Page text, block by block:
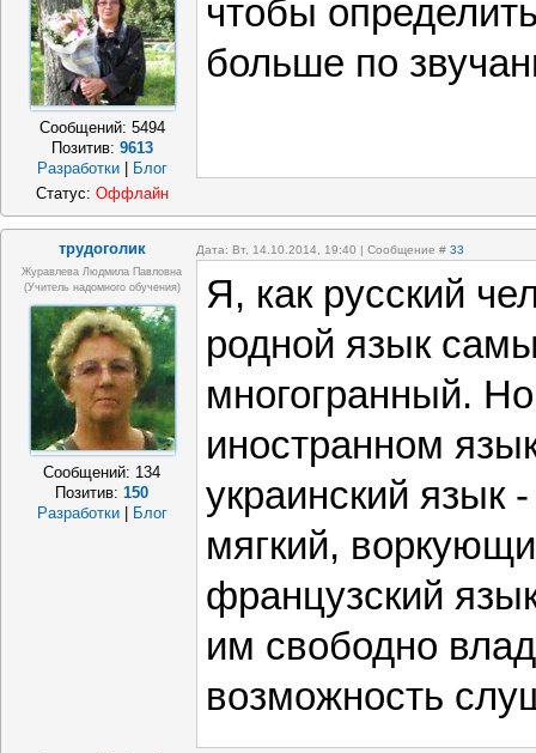
Сообщений: 5494
Позитив: 9613
Разработки
Блог
чтобы
больше по
Статус: Оффлайн
трудоголик Дата: Вт, 14.10.2014, 19:40 | Сообщение # 33
Журавлева Людмила Павловна
(учитель надомного обучения)
Сообщений: 134
Позитив:150
Разработки
Блог
Я, как русский
родной язык
многогранный.
иностранном
украинский язык
мягкий,
французский
им свободно
возможность